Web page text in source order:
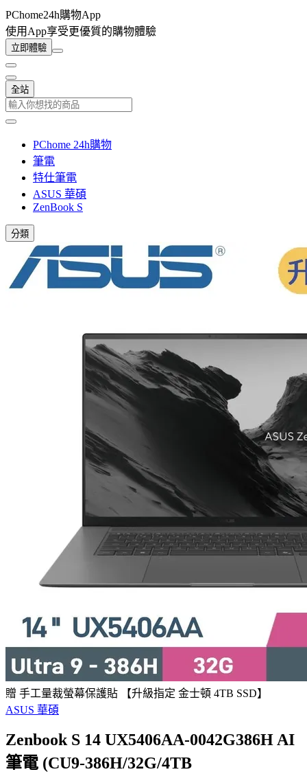
PChome24h購物App
使用App享受更優質的購物體驗
立即體驗
全站
PChome 24h購物
筆電
特仕筆電
ASUS 華碩
ZenBook S
分類
贈 手工量裁螢幕保護貼 【升級指定 金士頓 4TB SSD】
ASUS 華碩
Zenbook S 14 UX5406AA-0042G386H AI
筆電 (CU9-386H/32G/4TB